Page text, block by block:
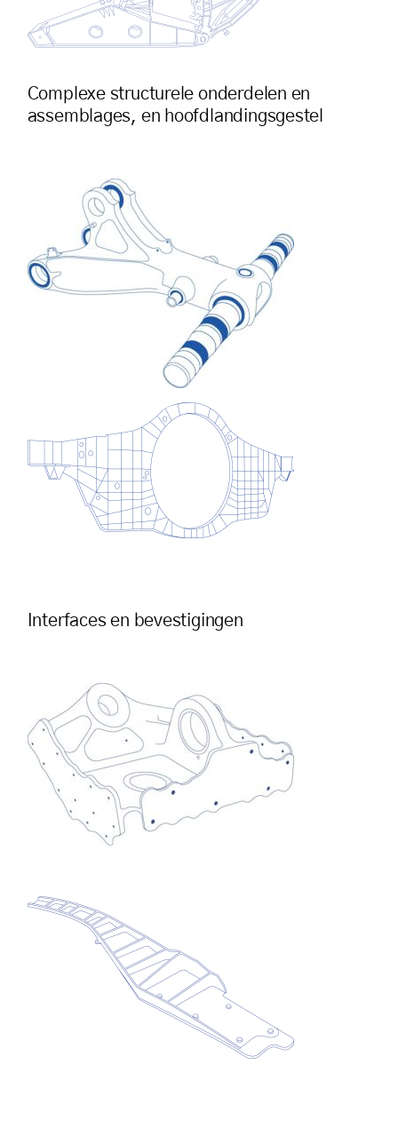
Complexe structurele onderdelen en
assemblages, en hoofdlandingsgestel
Interfaces en bevestigingen